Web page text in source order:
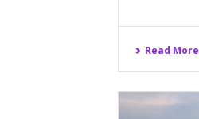
Read More